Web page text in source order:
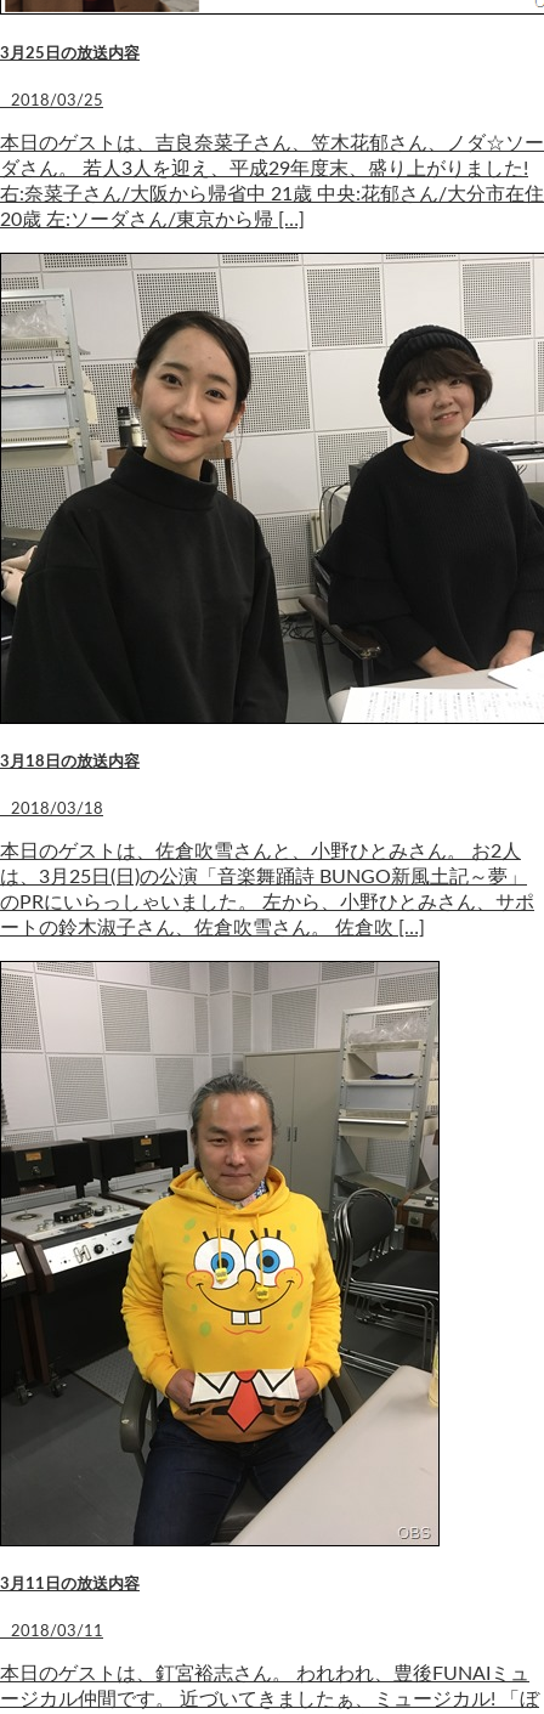
3月25日の放送内容
2018/03/25
本日のゲストは、吉良奈菜子さん、笠木花郁さん、ノダ☆ソー
ダさん。 若人3人を迎え、平成29年度末、盛り上がりました!
右:奈菜子さん/大阪から帰省中 21歳 中央:花郁さん/大分市在住
20歳 左:ソーダさん/東京から帰 […]
3月18日の放送内容
2018/03/18
本日のゲストは、佐倉吹雪さんと、小野ひとみさん。 お2人
は、3月25日(日)の公演「音楽舞踊詩 BUNGO新風土記～夢」
のPRにいらっしゃいました。 左から、小野ひとみさん、サポ
ートの鈴木淑子さん、佐倉吹雪さん。 佐倉吹 […]
3月11日の放送内容
2018/03/11
本日のゲストは、釘宮裕志さん。 われわれ、豊後FUNAIミュ
ージカル仲間です。 近づいてきましたぁ、ミュージカル! 「ぼ